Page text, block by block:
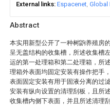
Abstract
本实用新型公开了一种树鼩养殖房
呈无盖结构的收集槽，所述收集槽
运的第一处理箱和第二处理箱，所
理箱外表面均固定安装有操作把手
表面固定安装有用于固液分离的过
安装有纵向设置的清理刮板，且所
收集槽内侧下表面，并且所述清理
External links Espacenet Global